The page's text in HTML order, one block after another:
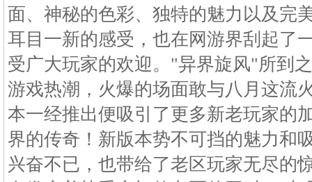
面、神秘的色彩、独特的魅力以及完
耳目一新的感受，也在网游界刮起了
受广大玩家的欢迎。"异界旋风"所到
游戏热潮，火爆的场面敢与八月这流
本一经推出便吸引了更多新老玩家的
界的传奇！新版本势不可挡的魅力和
兴奋不已，也带给了老区玩家无尽的